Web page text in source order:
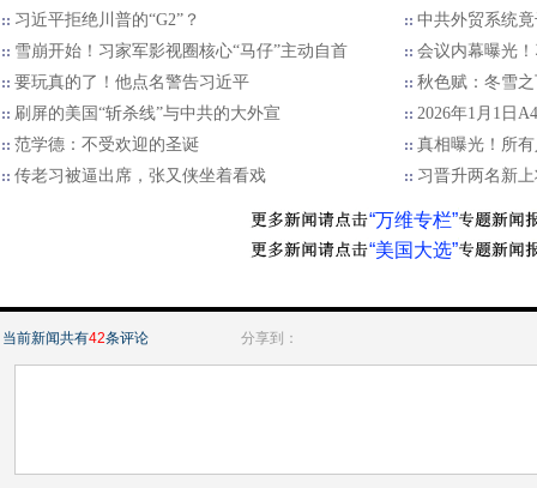
习近平拒绝川普的“G2”？
中共外贸系统
雪崩开始！习家军影视圈核心“马仔”主动自首
会议内幕曝光
要玩真的了！他点名警告习近平
秋色赋：冬雪
刷屏的美国“斩杀线”与中共的大外宣
2026年1月1日
范学德：不受欢迎的圣诞
真相曝光！所
传老习被逼出席，张又侠坐着看戏
习晋升两名新
“万维专栏”
“美国大选”
当前新闻共有42条评论 分享到：